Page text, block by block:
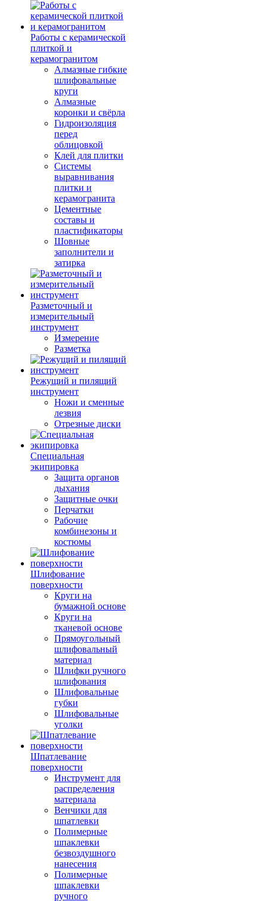
Работы с керамической
плиткой и
керамогранитом
Алмазные гибкие
шлифовальные
круги
Алмазные
коронки и свёрла
Гидроизоляция
перед
облицовкой
Клей для плитки
Системы
выравнивания
плитки и
керамогранита
Цементные
составы и
пластификаторы
Шовные
заполнители и
затирка
Разметочный и
измерительный
инструмент
Измерение
Разметка
Режущий и пилящий
инструмент
Ножи и сменные
лезвия
Отрезные диски
Специальная
экипировка
Защита органов
дыхания
Защитные очки
Перчатки
Рабочие
комбинезоны и
костюмы
Шлифование
поверхности
Круги на
бумажной основе
Круги на
тканевой основе
Прямоугольный
шлифовальный
материал
Шлифки ручного
шлифования
Шлифовальные
губки
Шлифовальные
уголки
Шпатлевание
поверхности
Инструмент для
распределения
материала
Венчики для
шпатлевки
Полимерные
шпаклевки
безвоздушного
нанесения
Полимерные
шпаклевки
ручного